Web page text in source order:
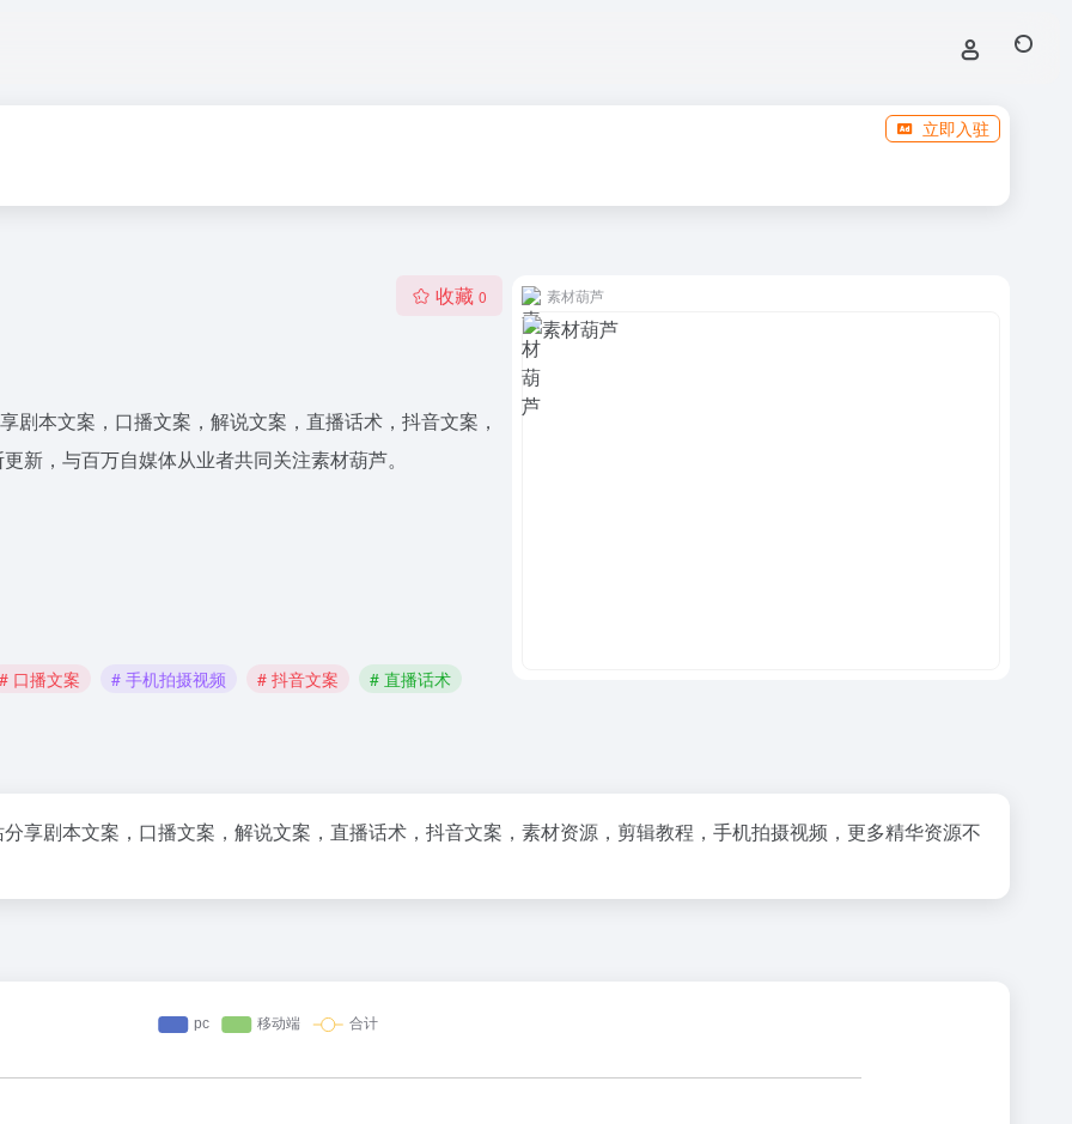
立即入驻
收藏 0
本文案，口播文案，解说文案，直播话术，抖音文案，
新，与百万自媒体从业者共同关注素材葫芦。
# 口播文案 # 手机拍摄视频 # 抖音文案 # 直播话术
素材葫芦
享剧本文案，口播文案，解说文案，直播话术，抖音文案，素材资源，剪辑教程，手机拍摄视频，更多精华资源不